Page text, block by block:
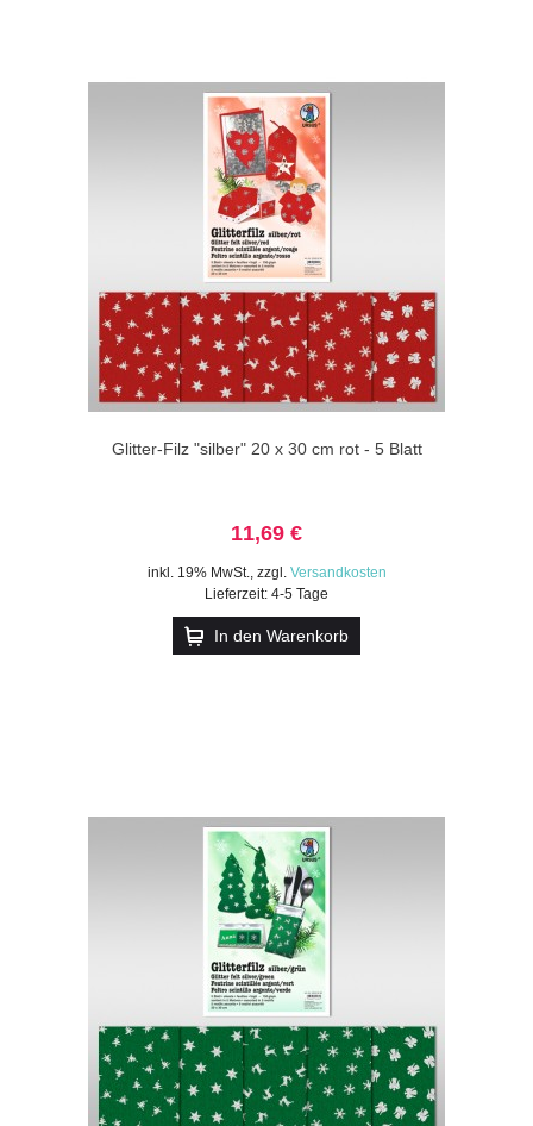
Glitter-Filz "silber" 20 x 30 cm rot - 5 Blatt
11,69 €
inkl. 19% MwSt., zzgl. Versandkosten
Lieferzeit: 4-5 Tage
In den Warenkorb